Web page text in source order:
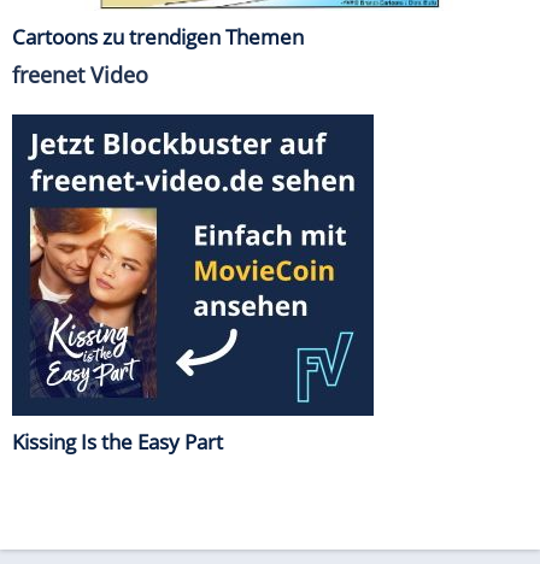
Cartoons zu trendigen Themen
freenet Video
Kissing Is the Easy Part